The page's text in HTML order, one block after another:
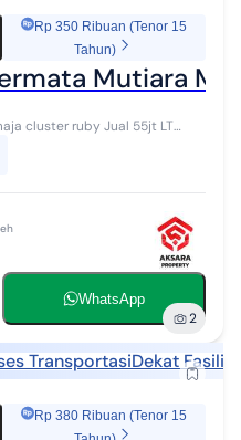
Rp 350 Ribuan (Tenor 15
Tahun)
Mutiara
ruby Jual 55jt LT
WhatsApp
2
TransportasiDekat
Rp 380 Ribuan (Tenor 15